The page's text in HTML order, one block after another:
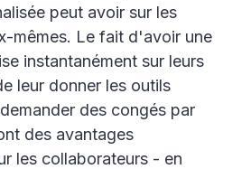
peut avoir sur les
mêmes. Le fait d'avoir une
instantanément sur leurs
leur donner les outils
des congés par
des avantages
les collaborateurs - en